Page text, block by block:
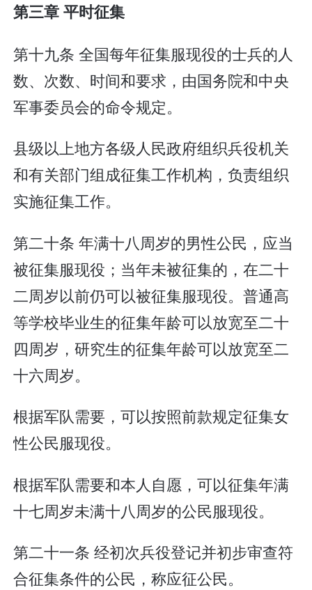
第三章 平时征集
第十九条 全国每年征集服现役的士兵的人
数、次数、时间和要求，由国务院和中央
军事委员会的命令规定。
县级以上地方各级人民政府组织兵役机关
和有关部门组成征集工作机构，负责组织
实施征集工作。
第二十条 年满十八周岁的男性公民，应当
被征集服现役；当年未被征集的，在二十
二周岁以前仍可以被征集服现役。普通高
等学校毕业生的征集年龄可以放宽至二十
四周岁，研究生的征集年龄可以放宽至二
十六周岁。
根据军队需要，可以按照前款规定征集女
性公民服现役。
根据军队需要和本人自愿，可以征集年满
十七周岁未满十八周岁的公民服现役。
第二十一条 经初次兵役登记并初步审查符
合征集条件的公民，称应征公民。